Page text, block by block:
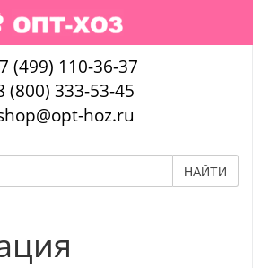
(499) 110-36-37
(800) 333-53-45
hoz.ru
НАЙТИ